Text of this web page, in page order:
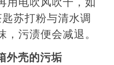
苏打粉与清水调
污渍便会减退。
外壳的污垢